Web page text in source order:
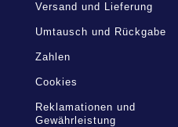
Versand und Lieferung
Umtausch und Rückgabe
Zahlen
Cookies
Reklamationen und
Gewährleistung